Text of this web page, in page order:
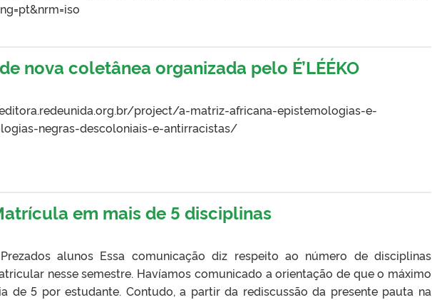
nova coletânea organizada pelo É’LÉÉKO
project/a-matriz-africana-epistemologias-e-
negras-descoloniais-e-antirracistas/
em mais de 5 disciplinas
alunos Essa comunicação diz respeito ao número de disciplinas
nesse semestre. Havíamos comunicado a orientação de que o máximo
de 5 por estudante. Contudo, a partir da rediscussão da presente pauta na